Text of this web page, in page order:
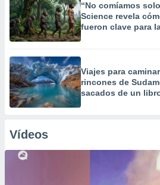
“No comíamos
Science revela
fueron clave para
Viajes para
rincones de
sacados de un
Vídeos